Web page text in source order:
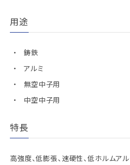
用途
鋳鉄
アルミ
無空中子用
中空中子用
特長
高強度、低膨張、速硬性、低ホルムア